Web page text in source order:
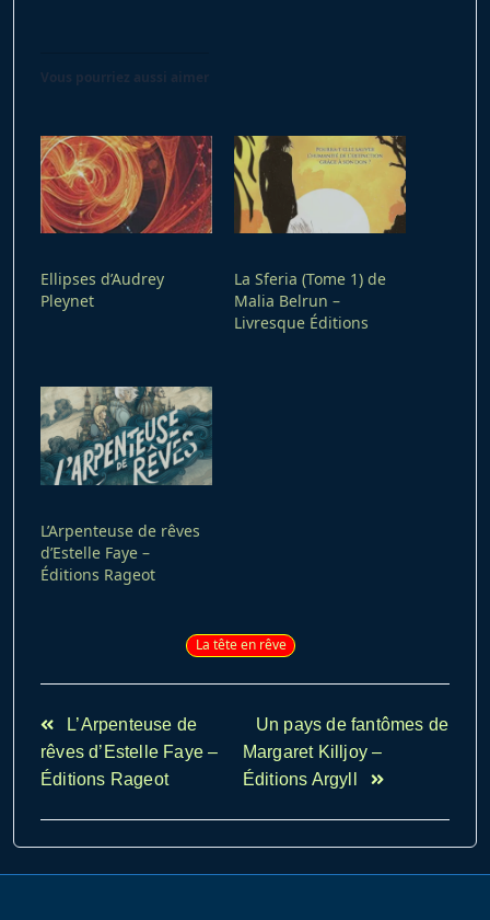
Vous pourriez aussi aimer
Ellipses d’Audrey
Pleynet
La Sferia (Tome 1) de
Malia Belrun –
Livresque Éditions
L’Arpenteuse de rêves
d’Estelle Faye –
Éditions Rageot
La tête en rêve
<span
class="nav-
subtitle
reader-
text">Page</span>
L’Arpenteuse de
rêves d’Estelle Faye –
Éditions Rageot
Un pays de fantômes de
Margaret Killjoy –
Éditions Argyll